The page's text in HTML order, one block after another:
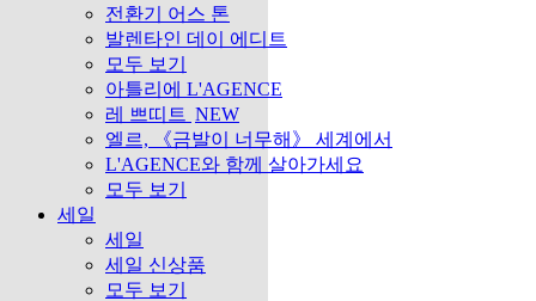
전환기 어스 톤
발렌타인 데이 에디트
모두 보기
아틀리에 L'AGENCE
레 쁘띠트 NEW
엘르, 《금발이 너무해》 세계에서
L'AGENCE와 함께 살아가세요
모두 보기
세일
세일
세일 신상품
모두 보기